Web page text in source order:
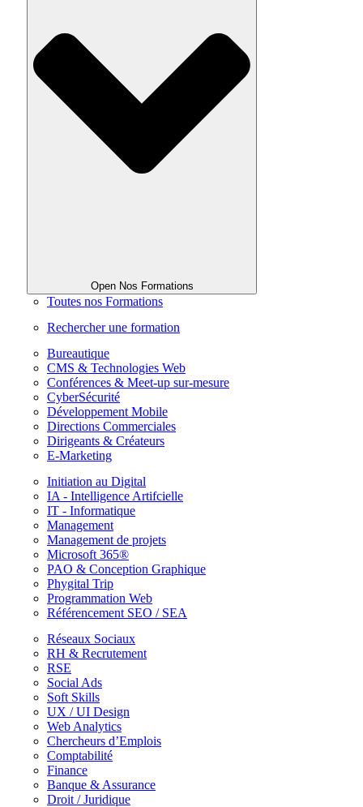
Open Nos Formations
Toutes nos Formations
Rechercher une formation
Bureautique
CMS & Technologies Web
Conférences & Meet-up sur-mesure
CyberSécurité
Développement Mobile
Directions Commerciales
Dirigeants & Créateurs
E-Marketing
Initiation au Digital
IA - Intelligence Artifcielle
IT - Informatique
Management
Management de projets
Microsoft 365®
PAO & Conception Graphique
Phygital Trip
Programmation Web
Référencement SEO / SEA
Réseaux Sociaux
RH & Recrutement
RSE
Social Ads
Soft Skills
UX / UI Design
Web Analytics
Chercheurs d’Emplois
Comptabilité
Finance
Banque & Assurance
Droit / Juridique